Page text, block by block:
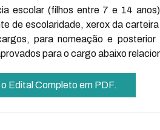
escolar (filhos entre 7 e 14
de escolaridade, xerox da
para nomeação e
para o cargo abaixo
Edital Completo em PDF.